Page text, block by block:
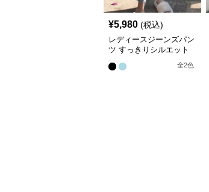
¥5,980 (税込)
レディースジーンズパン
ツ すっきりシルエット
全2色